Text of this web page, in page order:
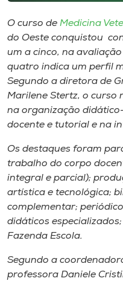
Unoesc
Store
Selecione
O curso de Medicina
do Oeste conquistou
um a cinco, na
quatro indica um perfil
Segundo a diretora de
Marilene Stertz, o curso
na organização
docente e tutorial e na
Os destaques foram
trabalho do corpo
integral e parcial);
artística e tecnológica;
complementar;
didáticos
Fazenda Escola.
Segundo a
professora Daniele